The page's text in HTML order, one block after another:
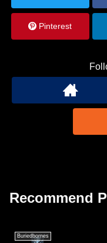
Pinterest
Recommend
Buriedbornes